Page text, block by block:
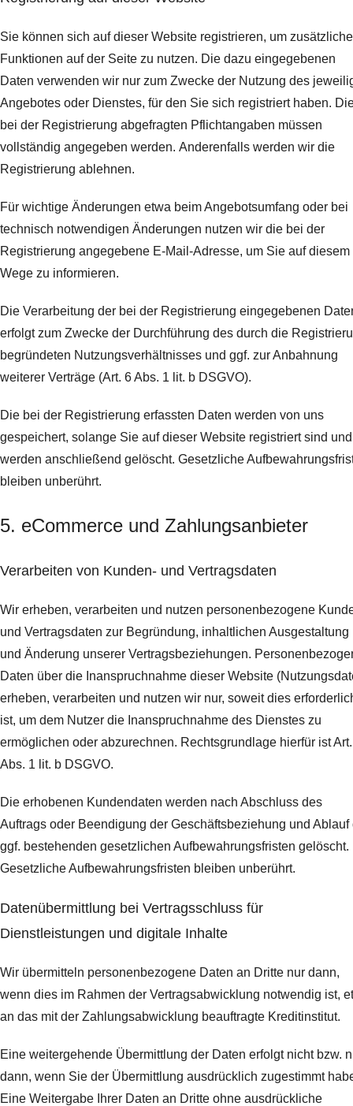
Sie können sich auf dieser Website registrieren, um zusätzliche
Funktionen auf der Seite zu nutzen. Die dazu eingegebenen
Daten verwenden wir nur zum Zwecke der Nutzung des
Angebotes oder Dienstes, für den Sie sich registriert haben.
bei der Registrierung abgefragten Pflichtangaben müssen
vollständig angegeben werden. Anderenfalls werden wir die
Registrierung ablehnen.
Für wichtige Änderungen etwa beim Angebotsumfang oder bei
technisch notwendigen Änderungen nutzen wir die bei der
Registrierung angegebene E-Mail-Adresse, um Sie auf diesem
Wege zu informieren.
Die Verarbeitung der bei der Registrierung eingegebenen
erfolgt zum Zwecke der Durchführung des durch die
begründeten Nutzungsverhältnisses und ggf. zur Anbahnung
weiterer Verträge (Art. 6 Abs. 1 lit. b DSGVO).
Die bei der Registrierung erfassten Daten werden von uns
gespeichert, solange Sie auf dieser Website registriert sind und
werden anschließend gelöscht. Gesetzliche
bleiben unberührt.
5. eCommerce und Zahlungs­anbieter
Verarbeiten von Kunden- und Vertragsdaten
Wir erheben, verarbeiten und nutzen personenbezogene
und Vertragsdaten zur Begründung, inhaltlichen Ausgestaltung
und Änderung unserer Vertragsbeziehungen.
Daten über die Inanspruchnahme dieser Website
erheben, verarbeiten und nutzen wir nur, soweit dies
ist, um dem Nutzer die Inanspruchnahme des Dienstes zu
ermöglichen oder abzurechnen. Rechtsgrundlage hierfür ist
Abs. 1 lit. b DSGVO.
Die erhobenen Kundendaten werden nach Abschluss des
Auftrags oder Beendigung der Geschäftsbeziehung und Ablauf
ggf. bestehenden gesetzlichen Aufbewahrungsfristen gelöscht.
Gesetzliche Aufbewahrungsfristen bleiben unberührt.
Daten­übermittlung bei Vertragsschluss für
Dienstleistungen und digitale Inhalte
Wir übermitteln personenbezogene Daten an Dritte nur dann,
wenn dies im Rahmen der Vertragsabwicklung notwendig ist,
an das mit der Zahlungsabwicklung beauftragte Kreditinstitut.
Eine weitergehende Übermittlung der Daten erfolgt nicht bzw.
dann, wenn Sie der Übermittlung ausdrücklich zugestimmt
Eine Weitergabe Ihrer Daten an Dritte ohne ausdrückliche